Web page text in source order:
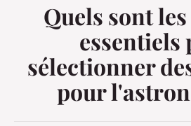
Quels sont
essentiels
sélectionner
pour